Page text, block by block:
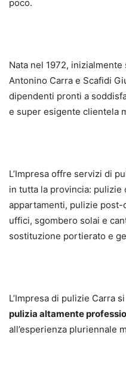
poco.
Nata nel 1972,
Antonino Carra e Scafidi
dipendenti pronti a
e super esigente clientela
L’Impresa offre servizi di
in tutta la provincia: pulizie
appartamenti, pulizie
uffici, sgombero solai e
sostituzione portierato e
L’Impresa di pulizie Carra
pulizia altamente
all’esperienza pluriennale